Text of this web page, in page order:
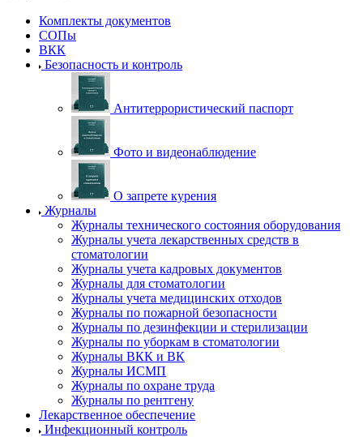
Комплекты документов
СОПы
ВКК
Безопасность и контроль
Антитеррористический паспорт
Фото и видеонаблюдение
О запрете курения
Журналы
Журналы технического состояния оборудования
Журналы учета лекарственных средств в
стоматологии
Журналы учета кадровых документов
Журналы для стоматологии
Журналы учета медицинских отходов
Журналы по пожарной безопасности
Журналы по дезинфекции и стерилизации
Журналы по уборкам в стоматологии
Журналы ВКК и ВК
Журналы ИСМП
Журналы по охране труда
Журналы по рентгену
Лекарственное обеспечение
Инфекционный контроль